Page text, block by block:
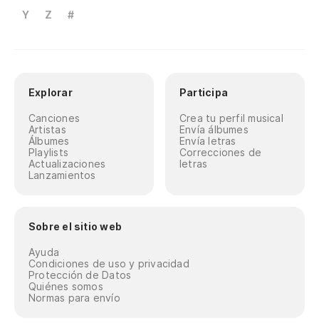
Y
Z #
Explorar
Canciones
Artistas
Álbumes
Playlists
Actualizaciones
Lanzamientos
Participa
Crea tu perfil musical
Envía álbumes
Envía letras
Correcciones de
letras
Sobre el sitio web
Ayuda
Condiciones de uso y privacidad
Protección de Datos
Quiénes somos
Normas para envío